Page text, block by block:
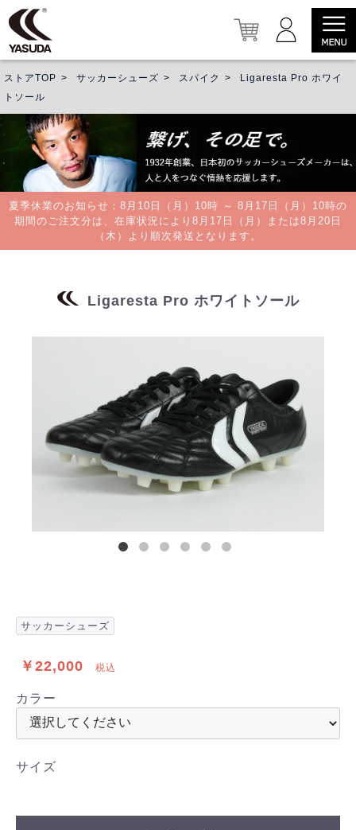
ストアTOP サッカーシューズ スパイク
Ligaresta Pro ホワイ
トソール
夏季休業のお知らせ：8月10日（月）10時 ～ 8月17日（月）10時の
期間のご注文分は、在庫状況により8月17日（月）または8月20日
（木）より順次発送となります。
Ligaresta Pro ホワイトソール
サッカーシューズ
￥22,000 税込
カラー
サイズ